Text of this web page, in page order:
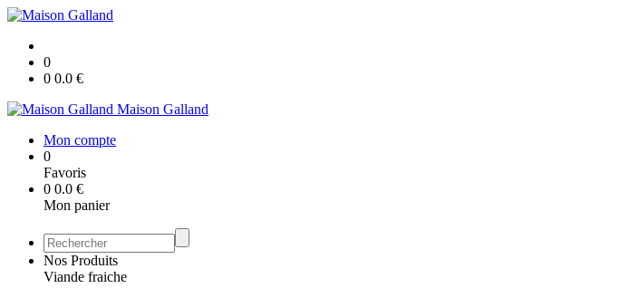
0
0 0.0 €
Maison Galland
Mon compte
0
Favoris
0 0.0 €
Mon panier
Nos Produits
Viande fraiche